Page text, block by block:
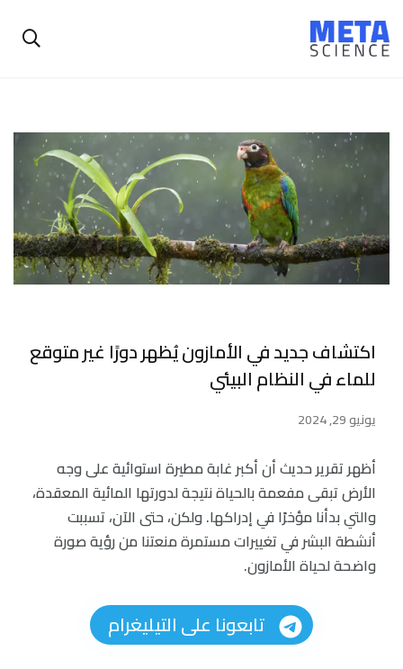
اكتشاف جديد في الأمازون يُظهر دورًا غير متوقع
للماء في النظام البيئي
يونيو 29, 2024
أظهر تقرير حديث أن أكبر غابة مطيرة استوائية على وجه
الأرض تبقى مفعمة بالحياة نتيجة لدورتها المائية المعقدة،
والتي بدأنا مؤخرًا في إدراكها. ولكن، حتى الآن، تسببت
أنشطة البشر في تغييرات مستمرة منعتنا من رؤية صورة
واضحة لحياة الأمازون.
تابعونا على التيليغرام